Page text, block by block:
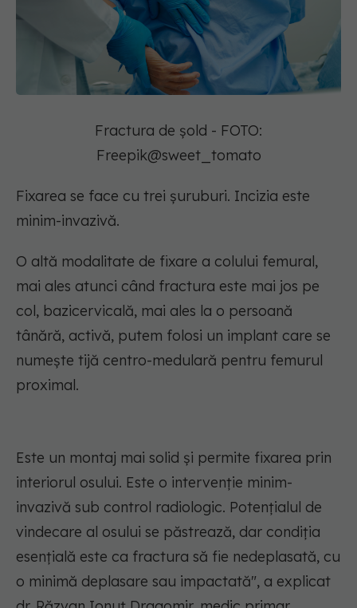
Fractura de șold - FOTO:
Freepik@sweet_tomato
Fixarea se face cu trei șuruburi. Incizia este
minim-invazivă.
O altă modalitate de fixare a colului femural,
mai ales atunci când fractura este mai jos pe
col, bazicervicală, mai ales la o persoană
tânără, activă, putem folosi un implant care se
numește tijă centro-medulară pentru femurul
proximal.
Este un montaj mai solid și permite fixarea prin
interiorul osului. Este o intervenție minim-
invazivă sub control radiologic. Potențialul de
vindecare al osului se păstrează, dar condiția
esențială este ca fractura să fie nedeplasată, cu
o minimă deplasare sau impactată", a explicat